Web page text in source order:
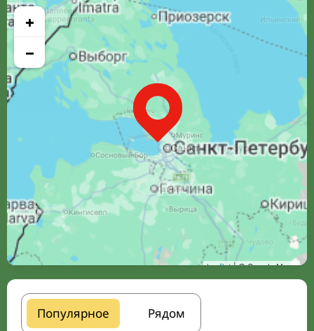
+
−
Leaflet| © Google Maps
Популярное Рядом